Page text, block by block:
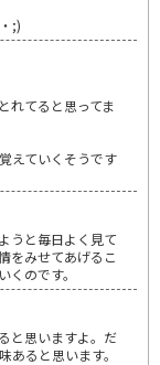
;)
れてると思ってま
えていくそうです
うと毎日よく見て
をみせてあげるこ
のです。
と思いますよ。だ
あると思います。